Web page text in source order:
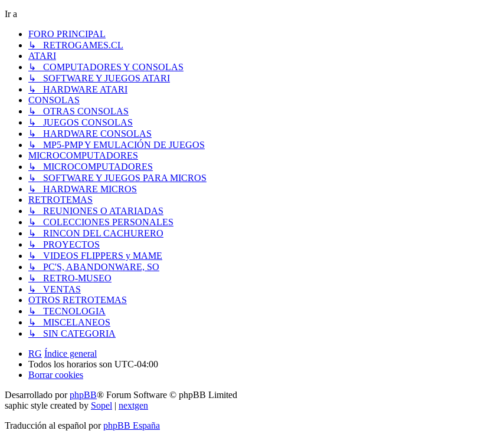
Ir a
FORO PRINCIPAL
↳ RETROGAMES.CL
ATARI
↳ COMPUTADORES Y CONSOLAS
↳ SOFTWARE Y JUEGOS ATARI
↳ HARDWARE ATARI
CONSOLAS
↳ OTRAS CONSOLAS
↳ JUEGOS CONSOLAS
↳ HARDWARE CONSOLAS
↳ MP5-PMP Y EMULACIÓN DE JUEGOS
MICROCOMPUTADORES
↳ MICROCOMPUTADORES
↳ SOFTWARE Y JUEGOS PARA MICROS
↳ HARDWARE MICROS
RETROTEMAS
↳ REUNIONES O ATARIADAS
↳ COLECCIONES PERSONALES
↳ RINCON DEL CACHURERO
↳ PROYECTOS
↳ VIDEOS FLIPPERS y MAME
↳ PC'S, ABANDONWARE, SO
↳ RETRO-MUSEO
↳ VENTAS
OTROS RETROTEMAS
↳ TECNOLOGIA
↳ MISCELANEOS
↳ SIN CATEGORIA
RG Índice general
Todos los horarios son UTC-04:00
Borrar cookies
Desarrollado porphpBB® Forum Software © phpBB Limited
saphic style created by Sopel | nextgen
Traducción al español porphpBB España